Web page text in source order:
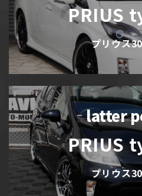
PRIUS
プリウス
latter
PRIUS
プリウス